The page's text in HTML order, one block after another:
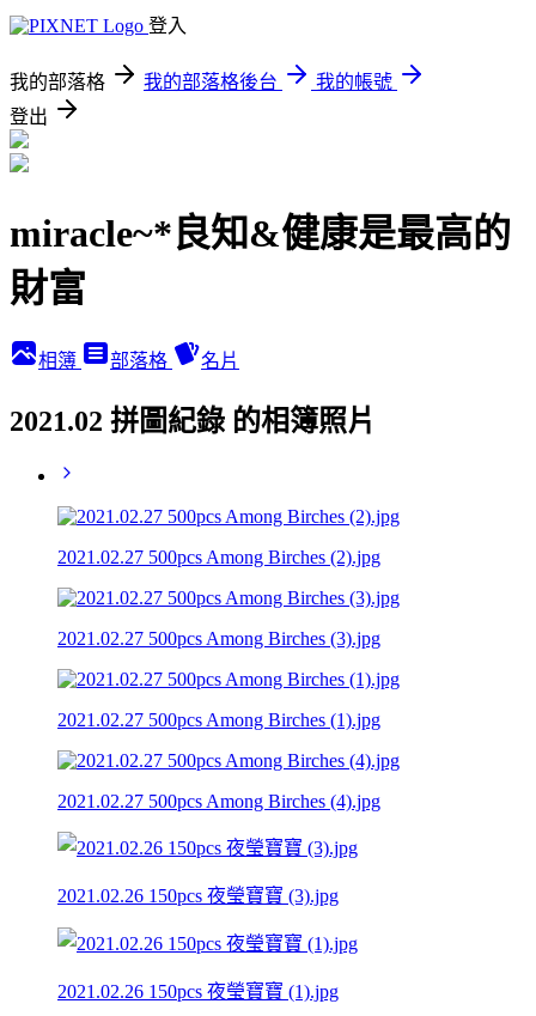
登入
我的部落格 我的部落格後台
我的帳號
登出
miracle~*良知&健康是最高的
財富
相簿 部落格 名片
2021.02 拼圖紀錄 的相簿照片
2021.02.27 500pcs Among Birches (2).jpg
2021.02.27 500pcs Among Birches (3).jpg
2021.02.27 500pcs Among Birches (1).jpg
2021.02.27 500pcs Among Birches (4).jpg
2021.02.26 150pcs 夜瑩寶寶 (3).jpg
2021.02.26 150pcs 夜瑩寶寶 (1).jpg